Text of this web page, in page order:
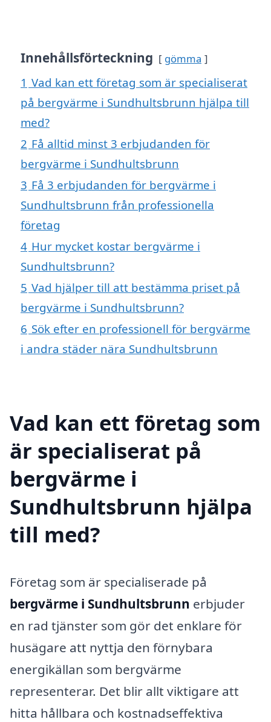
Innehållsförteckning gömma
1 Vad kan ett företag som är specialiserat
på bergvärme i Sundhultsbrunn hjälpa till
med?
2 Få alltid minst 3 erbjudanden för
bergvärme i Sundhultsbrunn
3 Få 3 erbjudanden för bergvärme i
Sundhultsbrunn från professionella
företag
4 Hur mycket kostar bergvärme i
Sundhultsbrunn?
5 Vad hjälper till att bestämma priset på
bergvärme i Sundhultsbrunn?
6 Sök efter en professionell för bergvärme
i andra städer nära Sundhultsbrunn
Vad kan ett företag som
är specialiserat på
bergvärme i
Sundhultsbrunn hjälpa
till med?
Företag som är specialiserade på
bergvärme i Sundhultsbrunn erbjuder
en rad tjänster som gör det enklare för
husägare att nyttja den förnybara
energikällan som bergvärme
representerar. Det blir allt viktigare att
hitta hållbara och kostnadseffektiva